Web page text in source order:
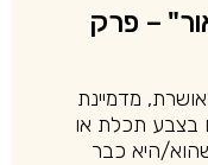
– פרק
מדמיינת
בצבע תכלת או
היא כבר